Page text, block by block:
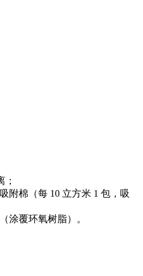
附棉（每 10 立方米 1 包，吸
涂覆环氧树脂）。